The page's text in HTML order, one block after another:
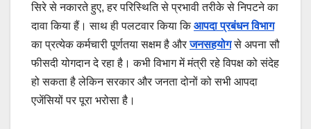
सिरे से नकारते हुए, हर परिस्थिति से प्रभावी तरीके से निपटने का
दावा किया हैं। साथ ही पलटवार किया किआपदा प्रबंधन विभाग
का प्रत्येक कर्मचारी पूर्णतया सक्षम है औरजनसहयोगसे अपना सौ
फीसदी योगदान दे रहा है। कभी विभाग में मंत्री रहे विपक्ष को संदेह
हो सकता है लेकिन सरकार और जनता दोनों को सभी आपदा
एजेंसियों पर पूरा भरोसा है।